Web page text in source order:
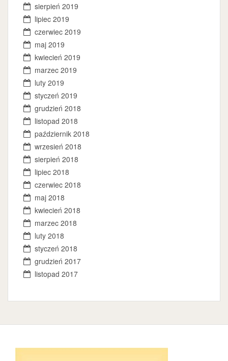
sierpień 2019
lipiec 2019
czerwiec 2019
maj 2019
kwiecień 2019
marzec 2019
luty 2019
styczeń 2019
grudzień 2018
listopad 2018
październik 2018
wrzesień 2018
sierpień 2018
lipiec 2018
czerwiec 2018
maj 2018
kwiecień 2018
marzec 2018
luty 2018
styczeń 2018
grudzień 2017
listopad 2017